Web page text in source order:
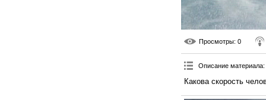
Просмотры: 0
Описание материала:
Какова скорость